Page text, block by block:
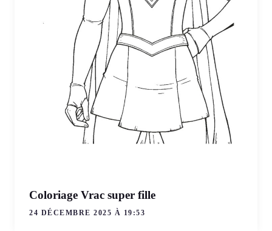
Coloriage Vrac super fille
24 DÉCEMBRE 2025 À 19:53